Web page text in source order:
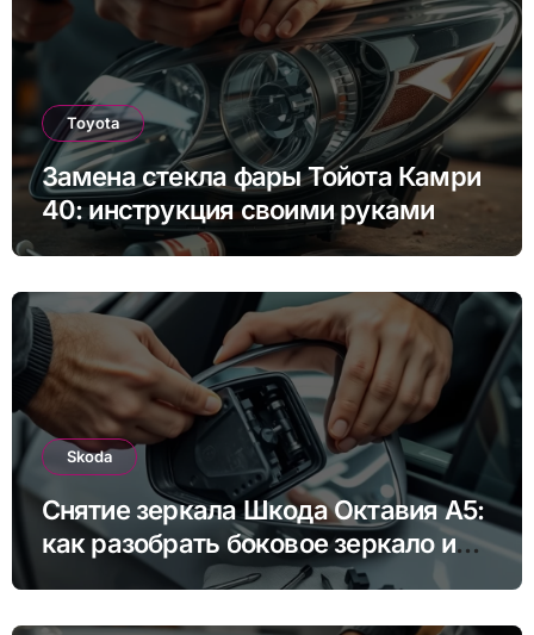
Toyota
Замена стекла фары Тойота Камри
40: инструкция своими руками
Skoda
Снятие зеркала Шкода Октавия А5:
как разобрать боковое зеркало и
снять зеркальный элемент своими